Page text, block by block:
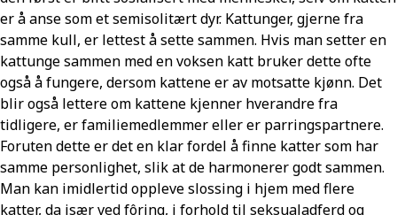
er å anse som et semisolitært dyr. Kattunger, gjerne fra
samme kull, er lettest å sette sammen. Hvis man setter en
kattunge sammen med en voksen katt bruker dette ofte
også å fungere, dersom kattene er av motsatte kjønn. Det
blir også lettere om kattene kjenner hverandre fra
tidligere, er familiemedlemmer eller er parringspartnere.
Foruten dette er det en klar fordel å finne katter som har
samme personlighet, slik at de harmonerer godt sammen.
Man kan imidlertid oppleve slossing i hjem med flere
katter, da især ved fôring, i forhold til seksualadferd og